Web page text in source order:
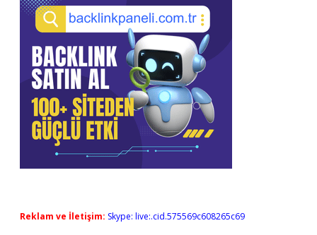
Reklam ve İletişim: Skype: live:.cid.575569c608265c69